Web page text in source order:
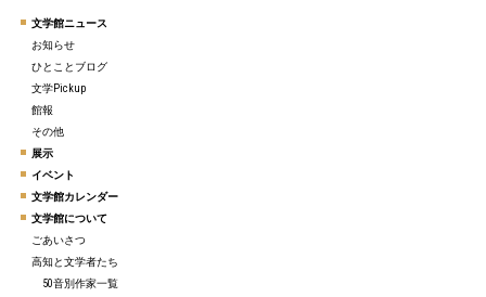
文学館ニュース
お知らせ
ひとことブログ
文学Pickup
館報
その他
展示
イベント
文学館カレンダー
文学館について
ごあいさつ
高知と文学者たち
50音別作家一覧